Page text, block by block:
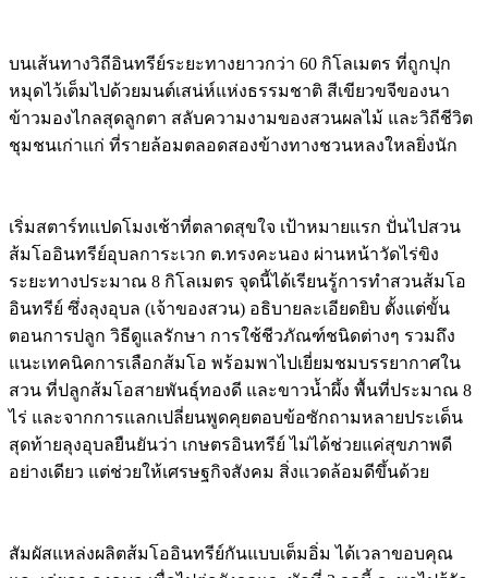
บนเส้นทางวิถีอินทรีย์ระยะทางยาวกว่า 60 กิโลเมตร ที่ถูกปุก
หมุดไว้เต็มไปด้วยมนต์เสน่ห์แห่งธรรมชาติ สีเขียวขจีของนา
ข้าวมองไกลสุดลูกตา สลับความงามของสวนผลไม้ และวิถีชีวิต
ชุมชนเก่าแก่ ที่รายล้อมตลอดสองข้างทางชวนหลงใหลยิ่งนัก
เริ่มสตาร์ทแปดโมงเช้าที่ตลาดสุขใจ เป้าหมายแรก ปั่นไปสวน
ส้มโออินทรีย์อุบลการะเวก ต.ทรงคะนอง ผ่านหน้าวัดไร่ขิง
ระยะทางประมาณ 8 กิโลเมตร จุดนี้ได้เรียนรู้การทำสวนส้มโอ
อินทรีย์ ซึ่งลุงอุบล (เจ้าของสวน) อธิบายละเอียดยิบ ตั้งแต่ขั้น
ตอนการปลูก วิธีดูแลรักษา การใช้ชีวภัณฑ์ชนิดต่างๆ รวมถึง
แนะเทคนิคการเลือกส้มโอ พร้อมพาไปเยี่ยมชมบรรยากาศใน
สวน ที่ปลูกส้มโอสายพันธุ์ทองดี และขาวน้ำผึ้ง พื้นที่ประมาณ 8
ไร่ และจากการแลกเปลี่ยนพูดคุยตอบข้อซักถามหลายประเด็น
สุดท้ายลุงอุบลยืนยันว่า เกษตรอินทรีย์ ไม่ได้ช่วยแค่สุขภาพดี
อย่างเดียว แต่ช่วยให้เศรษฐกิจสังคม สิ่งแวดล้อมดีขึ้นด้วย
สัมผัสแหล่งผลิตส้มโออินทรีย์กันแบบเต็มอิ่ม ได้เวลาขอบคุณ